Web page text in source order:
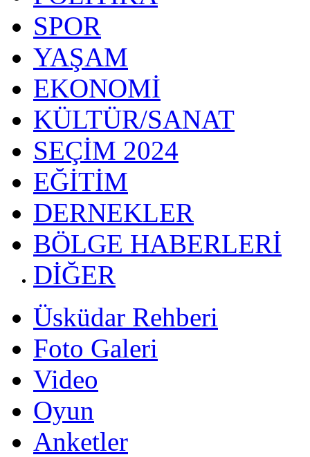
SPOR
YAŞAM
EKONOMİ
KÜLTÜR/SANAT
SEÇİM 2024
EĞİTİM
DERNEKLER
BÖLGE HABERLERİ
DİĞER
Üsküdar Rehberi
Foto Galeri
Video
Oyun
Anketler